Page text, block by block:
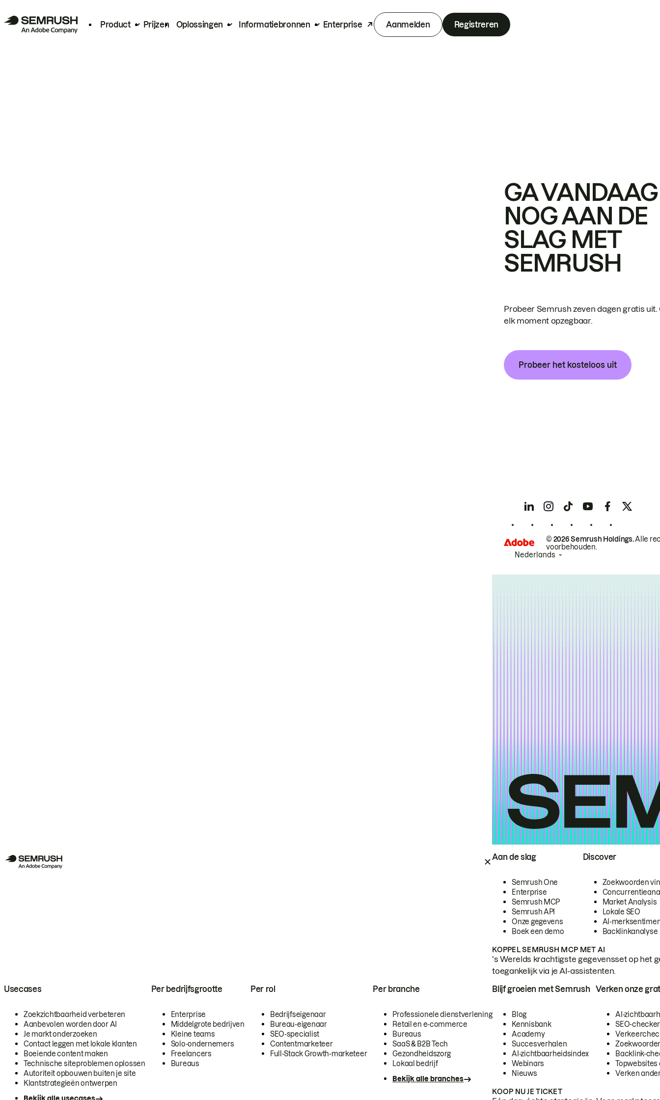
Product Prijzen Oplossingen Informatiebronnen Enterprise Aanmelden Registreren
Aan de slag
Semrush One
Enterprise
Semrush MCP
Semrush API
Onze gegevens
Boek een demo
Discover
Zoekwoorden
Market Analysis
Lokale SEO
AI-
Backlinkanalyse
KOPPEL SEMRUSH MCP MET AI
's Werelds krachtigste gegevensset op het
toegankelijk via je AI-assistenten.
Usecases
Zoekzichtbaarheid verbeteren
Aanbevolen worden door AI
Je markt onderzoeken
Contact leggen met lokale klanten
Boeiende content maken
Technische siteproblemen oplossen
Autoriteit opbouwen buiten je site
Klantstrategieën ontwerpen
Per bedrijfsgrootte
Enterprise
Middelgrote bedrijven
Kleine teams
Solo-ondernemers
Freelancers
Bureaus
Per rol
Bedrijfseigenaar
Bureau-eigenaar
SEO-specialist
Contentmarketeer
Full-Stack Growth-marketeer
Per branche
Professionele dienstverlening
Retail en e-commerce
Bureaus
SaaS & B2B Tech
Gezondheidszorg
Lokaal bedrijf
Bekijk alle branches
Blijf groeien met Semrush
Blog
Kennisbank
Academy
Succesverhalen
AI-zichtbaarheidsindex
Webinars
Nieuws
Verken onze
AI-
SEO-checker
Backlink-
Topwebsites
Verken
KOOP NU JE TICKET
GA VANDAAG
NOG AAN DE
SLAG MET
SEMRUSH
Probeer Semrush zeven dagen gratis uit.
elk moment opzegbaar.
Probeer het kosteloos uit
© 2026 Semrush Holdings.Alle
voorbehouden.
Nederlands